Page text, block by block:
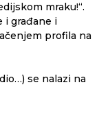
mraku!“.
i građane i
profila na
se nalazi na